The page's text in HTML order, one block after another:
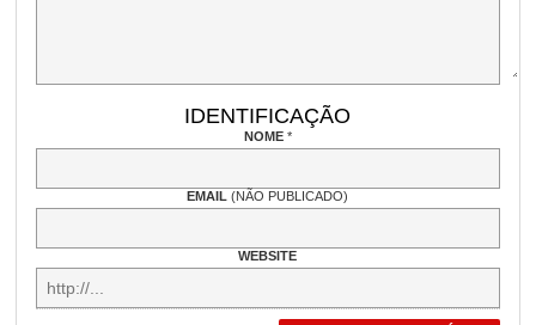
IDENTIFICAÇÃO
NOME *
EMAIL(NÃO PUBLICADO)
WEBSITE